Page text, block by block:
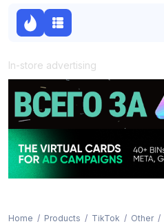
In-store advertising
Home Products TikTok Other